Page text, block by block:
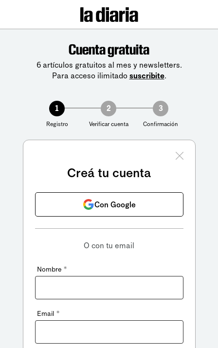
Cuenta gratuita
6 artículos gratuitos al mes y newsletters.
Para acceso ilimitado suscribite.
1
Registro
2
Verificar cuenta
3
Confirmación
Creá tu cuenta
Con Google
O con tu email
Nombre *
Email *